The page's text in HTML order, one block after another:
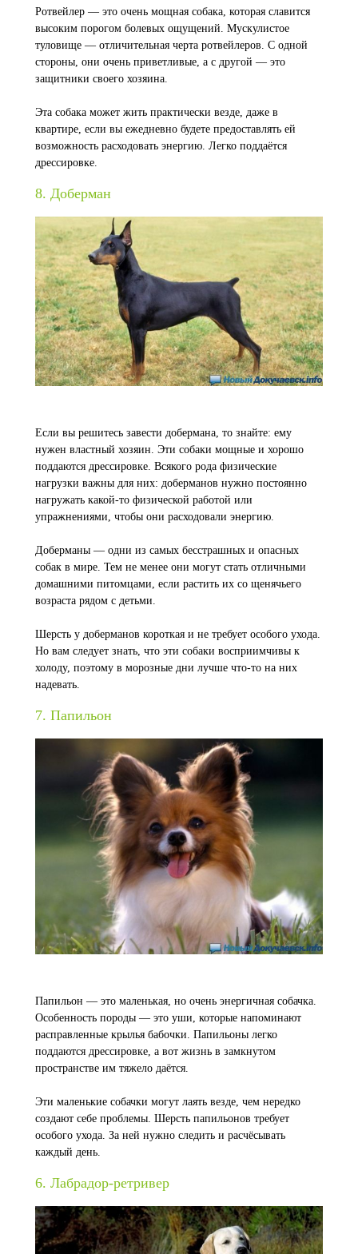
Ротвейлер — это очень мощная собака, которая славится
высоким порогом болевых ощущений. Мускулистое
туловище — отличительная черта ротвейлеров. С одной
стороны, они очень приветливые, а с другой — это
защитники своего хозяина.
Эта собака может жить практически везде, даже в
квартире, если вы ежедневно будете предоставлять ей
возможность расходовать энергию. Легко поддаётся
дрессировке.
8. Доберман
Если вы решитесь завести добермана, то знайте: ему
нужен властный хозяин. Эти собаки мощные и хорошо
поддаются дрессировке. Всякого рода физические
нагрузки важны для них: доберманов нужно постоянно
нагружать какой-то физической работой или
упражнениями, чтобы они расходовали энергию.
Доберманы — одни из самых бесстрашных и опасных
собак в мире. Тем не менее они могут стать отличными
домашними питомцами, если растить их со щенячьего
возраста рядом с детьми.
Шерсть у доберманов короткая и не требует особого ухода.
Но вам следует знать, что эти собаки восприимчивы к
холоду, поэтому в морозные дни лучше что-то на них
надевать.
7. Папильон
Папильон — это маленькая, но очень энергичная собачка.
Особенность породы — это уши, которые напоминают
расправленные крылья бабочки. Папильоны легко
поддаются дрессировке, а вот жизнь в замкнутом
пространстве им тяжело даётся.
Эти маленькие собачки могут лаять везде, чем нередко
создают себе проблемы. Шерсть папильонов требует
особого ухода. За ней нужно следить и расчёсывать
каждый день.
6. Лабрадор-ретривер